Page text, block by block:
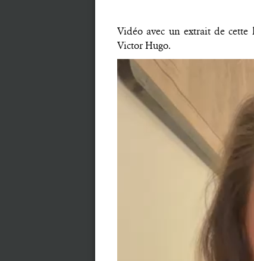
Vidéo avec un extrait de cette
Victor Hugo.